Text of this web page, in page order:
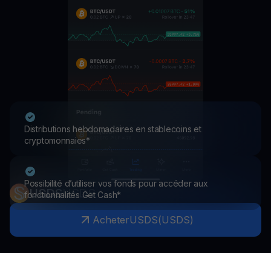
Distributions hebdomadaires en stablecoins et
cryptomonnaies*
Possibilité d’utiliser vos fonds pour accéder aux
fonctionnalités Get Cash*
USDSUSDS
AcheterUSDS(USDS)